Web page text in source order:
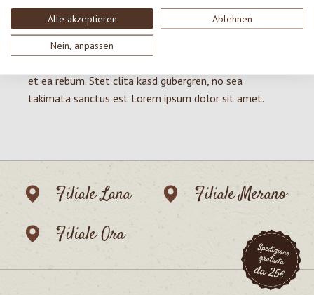
Alle akzeptieren Ablehnen
Nein, anpassen
Lorem ipsum dolor sit amet, consetetur sadipscing
elitr, sed diam nonumy eirmod tempor invidunt ut
labore et dolore magna aliquyam erat, sed diam
et ea rebum. Stet clita kasd gubergren, no sea
takimata sanctus est Lorem ipsum dolor sit amet.
Filiale Lana
Filiale Merano
Filiale Ora